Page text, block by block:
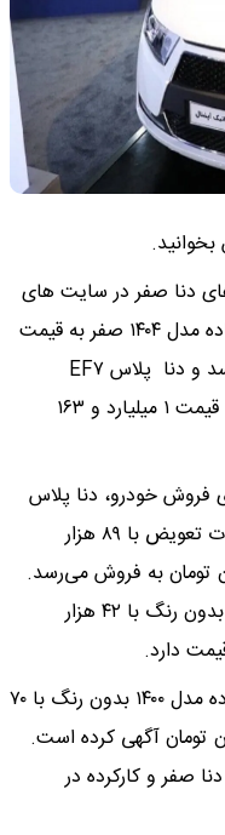
دنا صفر در سایت های
فروش خودرو، دنا پلاس EF۷ ۵ دنده ساده مدل ۱۴۰۴ صفر به قیمت
۸۷۰ میلیون تومان در بازار به فروش می‌رسد و دنا پلاس EF۷
اتوماتیک توربو آپشنال مدل ۱۴۰۴ صفر به قیمت ۱ میلیارد و ۱۶۳
فروش خودرو، دنا پلاس
EF۷ اتوماتیک توربو ساده مدل ۱۴۰۱ کاپوت تعویض با ۸۹ هزار
به قیمتی حدود ۸۱۰ میلیون تومان به فروش می‌رسد.
همچنین دنا معمولی دنده ای مدل ۱۳۹۹ بدون رنگ با ۴۲ هزار
شخصی نیز دنا پلاس EF۷ پنج دنده ساده مدل ۱۴۰۰ بدون رنگ با ۷۰
کارکرد را به قیمت ۷۴۰ میلیون تومان آگهی کرده است.
صفر و کارکرده در